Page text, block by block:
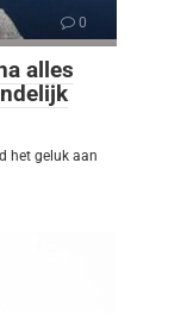
0
alles
het geluk aan